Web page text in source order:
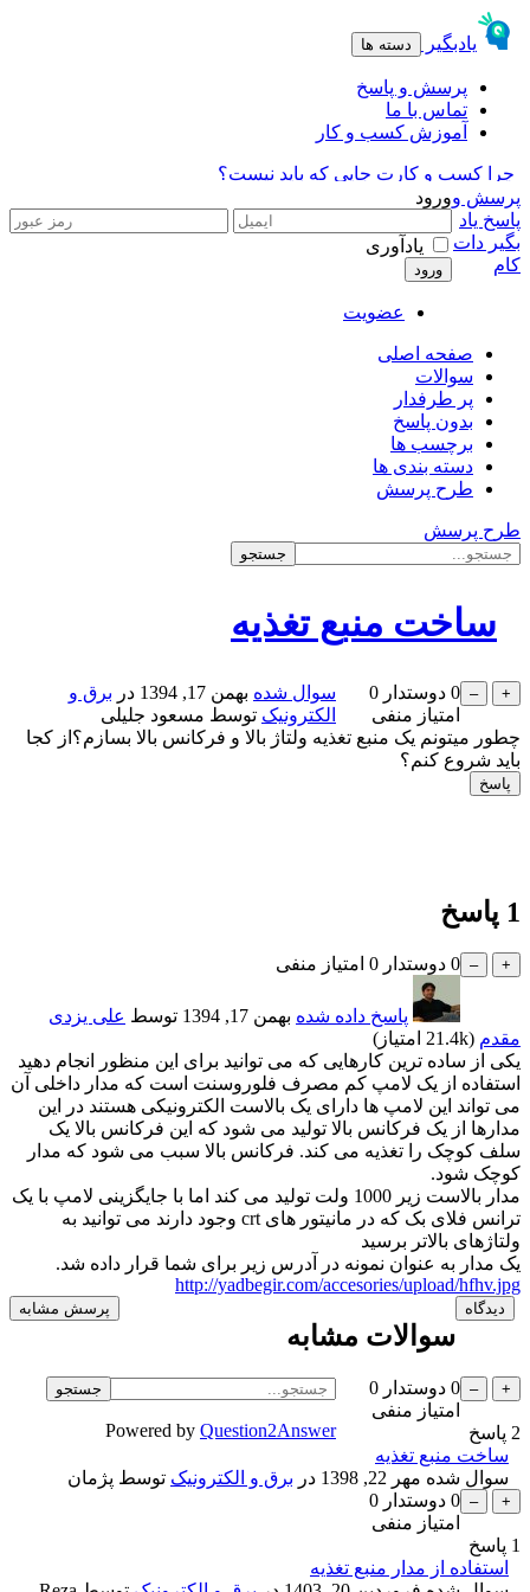
ورود
یادآوری
عضویت
پرسش و
پاسخ یاد
بگیر دات
کام
صفحه اصلی
سوالات
پر طرفدار
بدون پاسخ
برچسب ها
دسته بندی ها
طرح پرسش
طرح پرسش
ساخت منبع تغذیه
0 دوستدار 0
امتیاز منفی
سوال شده بهمن 17, 1394 در برق و
الکترونیک توسط مسعود جلیلی
چطور میتونم یک منبع تغذیه ولتاژ بالا و فرکانس بالا بسازم؟از کجا
باید شروع کنم؟
1 پاسخ
0 دوستدار 0 امتیاز منفی
پاسخ داده شده بهمن 17, 1394 توسط علی یزدی
مقدم (
21.4k امتیاز)
یکی از ساده ترین کارهایی که می توانید برای این منظور انجام دهید
استفاده از یک لامپ کم مصرف فلوروسنت است که مدار داخلی آن
می تواند این لامپ ها دارای یک بالاست الکترونیکی هستند در این
مدارها از یک فرکانس بالا تولید می شود که این فرکانس بالا یک
سلف کوچک را تغذیه می کند. فرکانس بالا سبب می شود که مدار
کوچک شود.
مدار بالاست زیر 1000 ولت تولید می کند اما با جایگزینی لامپ با یک
ترانس فلای بک که در مانیتور های crt وجود دارند می توانید به
ولتاژهای بالاتر برسید
یک مدار به عنوان نمونه در آدرس زیر برای شما قرار داده شد.
http://yadbegir.com/accesories/upload/hfhv.jpg
سوالات مشابه
0 دوستدار 0
امتیاز منفی
2 پاسخ
ساخت منبع تغذیه
سوال شده مهر 22, 1398 در برق و الکترونیک توسط پژمان
0 دوستدار 0
امتیاز منفی
1 پاسخ
استفاده از مدار منبع تغذیه
Powered by Question2Answer